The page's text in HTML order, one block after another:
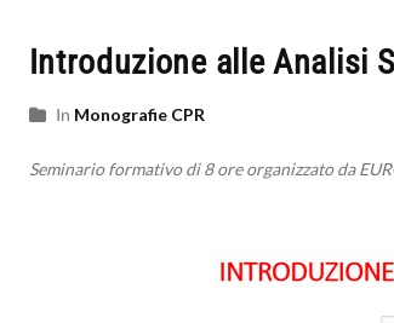
Introduzione alle Analisi
In Monografie CPR
Seminario formativo di 8 ore organizzato da